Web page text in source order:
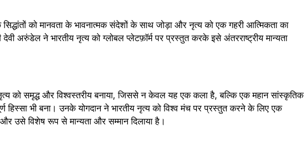
को मानवता के भावनात्मक संदेशों के साथ जोड़ा और नृत्य को एक गहरी आत्मिकता का
देवी अरुंडेल ने भारतीय नृत्य को ग्लोबल प्लेटफ़ॉर्म पर प्रस्तुत करके इसे अंतरराष्ट्रीय मान्यता
को समृद्ध और विश्वस्तरीय बनाया, जिससे न केवल यह एक कला है, बल्कि एक महान सांस्कृतिक
हिस्सा भी बना। उनके योगदान ने भारतीय नृत्य को विश्व मंच पर प्रस्तुत करने के लिए एक
और उसे विशेष रूप से मान्यता और सम्मान दिलाया है।